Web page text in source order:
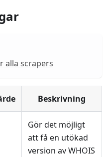
alla scrapers
Beskrivning
Gör det möjligt
att få en utökad
version av WHOIS